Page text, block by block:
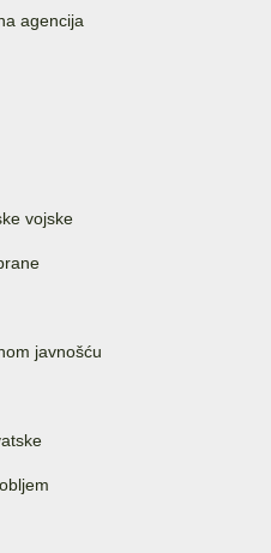
agencija
vojske
javnošću